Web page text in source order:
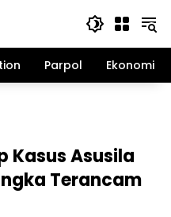
Parpol Ekonomi
Kasus Asusila
Terancam